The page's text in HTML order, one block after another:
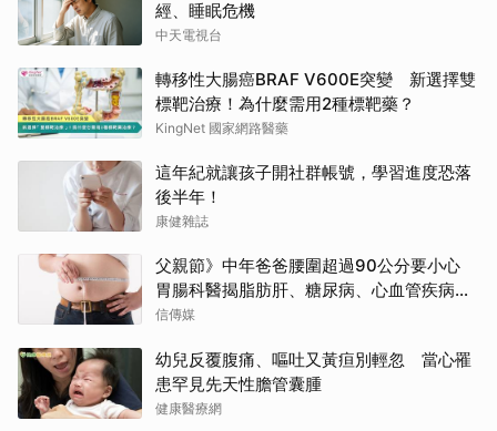
經、睡眠危機
中天電視台
轉移性大腸癌BRAF V600E突變 新選擇雙
標靶治療！為什麼需用2種標靶藥？
KingNet 國家網路醫藥
這年紀就讓孩子開社群帳號，學習進度恐落
後半年！
康健雜誌
父親節》中年爸爸腰圍超過90公分要小心
胃腸科醫揭脂肪肝、糖尿病、心血管疾病
「連鎖危機」
信傳媒
幼兒反覆腹痛、嘔吐又黃疸別輕忽 當心罹
患罕見先天性膽管囊腫
健康醫療網